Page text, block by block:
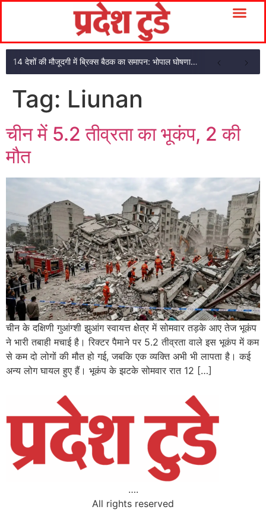
14 देशों की मौजूदगी में ब्रिक्स बैठक का समापन: भोपाल घोषणा पत्र अपनाया
Tag: Liunan
चीन में 5.2 तीव्रता का भूकंप, 2 की
मौत
चीन के दक्षिणी गुआंग्शी झुआंग स्वायत्त क्षेत्र में सोमवार तड़के आए तेज भूकंप
ने भारी तबाही मचाई है। रिक्टर पैमाने पर 5.2 तीव्रता वाले इस भूकंप में कम
से कम दो लोगों की मौत हो गई, जबकि एक व्यक्ति अभी भी लापता है। कई
अन्य लोग घायल हुए हैं। भूकंप के झटके सोमवार रात 12 […]
….
All rights reserved